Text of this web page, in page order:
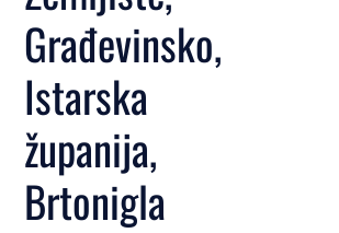
Građevinsko,
Istarska
županija,
Brtonigla